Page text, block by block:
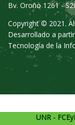
Bv. Oroño 1261 -
Copyright © 2021.
Desarrollado a
Tecnología de la
UNR -